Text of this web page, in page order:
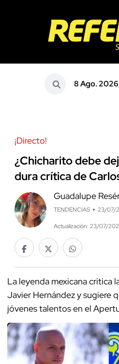
8 Ago.
¡Directo!
¿Chicharito debe
dura crítica de
Guadalupe
TENDENCIAS 23/07/
Actualización: 23/07/
La leyenda mexicana critica
Javier Hernández y sugiere
jóvenes talentos en el